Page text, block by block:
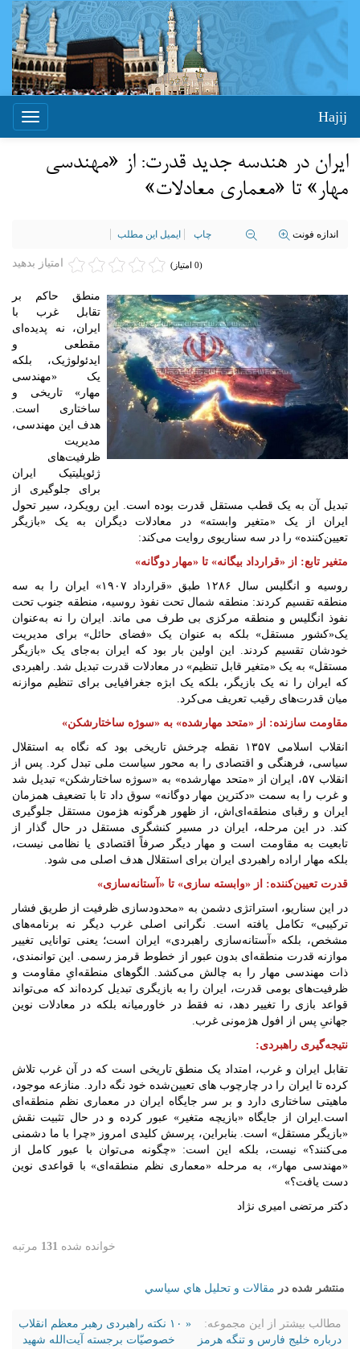
Toggle
Hajij
ایران در هندسه جدید قدرت: از «مهندسی
مهار» تا «معماری معادلات»
اندازه فونت چاپ ایمیل این مطلب
امتیاز بدهید (0 امتیاز)
منطق حاکم بر
تقابل غرب با
ایران، نه پدیده‌ای
مقطعی و
ایدئولوژیک، بلکه
یک «مهندسی
مهار» تاریخی و
ساختاری است.
هدف این مهندسی،
مدیریت
ظرفیت‌های
ژئوپلیتیک ایران
برای جلوگیری از
تبدیل آن به یک قطب مستقل قدرت بوده است. این رویکرد، سیر تحول
ایران از یک «متغیر وابسته» در معادلات دیگران به یک «بازیگر
تعیین‌کننده» را در سه سناریوی روایت می‌کند:
متغیر تابع: از «قرارداد بیگانه» تا «مهار دوگانه»
روسیه و انگلیس سال ۱۲۸۶ طبق «قرارداد ۱۹۰۷» ایران را به سه
منطقه تقسیم کردند: منطقه‌ شمال تحت نفوذ روسیه، منطقه جنوب تحت
نفوذ انگلیس و منطقه‌ مرکزی بی طرف می ماند. ایران را نه به‌عنوان
یک«کشور مستقل» بلکه به‌ عنوان یک «فضای حائل» برای مدیریت
خودشان تقسیم کردند. این اولین بار بود که ایران به‌جای یک «بازیگر
مستقل» به یک «متغیر قابل تنظیم» در معادلات قدرت تبدیل شد. راهبردی
که ایران را نه یک بازیگر، بلکه یک ابژه جغرافیایی برای تنظیم موازنه
میان قدرت‌های رقیب تعریف می‌کرد.
مقاومت سازنده: از «متحد مهارشده» به «سوژه ساختارشکن»
‌انقلاب اسلامی ۱۳۵۷ نقطه چرخش تاریخی بود که نگاه به استقلال
سیاسی، فرهنگی و اقتصادی را به محور سیاست ملی تبدل کرد. پس از
انقلاب ۵۷، ایران از «متحد مهارشده» به «سوژه ساختارشکن» تبدیل شد
و غرب را به سمت «دکترین مهار دوگانه» سوق داد تا با تضعیف همزمان
ایران و رقبای منطقه‌ای‌اش، از ظهور هرگونه هژمون مستقل جلوگیری
کند. در این مرحله، ایران در مسیر کنشگری مستقل در حال گذار از
تابعیت به مقاومت است و مهار دیگر صرفاً اقتصادی یا نظامی نیست،
بلکه مهار اراده راهبردی ایران برای استقلال هدف اصلی می شود.
قدرت تعیین‌کننده: از «وابسته سازی» تا «آستانه‌سازی»
در این سناریو، استراتژی دشمن به «محدودسازی ظرفیت از طریق فشار
ترکیبی» تکامل یافته است. نگرانی اصلی غرب دیگر نه برنامه‌های
مشخص، بلکه «آستانه‌سازی راهبردی» ایران است؛ یعنی توانایی تغییر
موازنه قدرت منطقه‌ای بدون عبور از خطوط قرمز رسمی. این توانمندی،
ذات مهندسی مهار را به چالش می‌کشد. الگوهای منطقه‌ایِ مقاومت و
ظرفیت‌های بومی قدرت، ایران را به بازیگری تبدیل کرده‌اند که می‌تواند
قواعد بازی را تغییر دهد، نه فقط در خاورمیانه بلکه در معادلات نوین
جهانیِ پس از افول هژمونی غرب.
نتیجه‌گیری راهبردی:
تقابل ایران و غرب، امتداد یک منطق تاریخی است که در آن غرب تلاش
کرده تا ایران را در چارچوب‌ های تعیین‌شده‌ خود نگه دارد. منازعه موجود،
ماهیتی ساختاری دارد و بر سر جایگاه ایران در معماری نظم منطقه‌ای
است.ایران از جایگاه «بازیچه متغیر» عبور کرده و در حال تثبیت نقش
«بازیگر مستقل» است. بنابراین، پرسش کلیدی امروز «چرا با ما دشمنی
می‌کنند؟» نیست، بلکه این است: «چگونه می‌توان با عبور کامل از
«مهندسی مهار»، به مرحله «معماری نظم منطقه‌ای» با قواعدی نوین
دست یافت؟»
دکتر مرتضی امیری نژاد
خوانده شده 131 مرتبه
منتشر شده در مقالات و تحليل هاي سياسي
مطالب بیشتر از این مجموعه:
« ۱۰ نکته راهبردی رهبر معظم انقلاب
درباره خلیج فارس و تنگه هرمز
خصوصیّات برجسته آیت‌الله شهید